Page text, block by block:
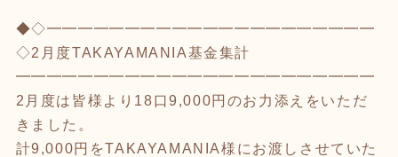
◆◇━━━━━━━━━━━━━━━━━━━━━
◇2月度TAKAYAMANIA基金集計
━━━━━━━━━━━━━━━━━━━━━━━
2月度は皆様より18口9,000円のお力添えをいただ
きました。
計9,000円をTAKAYAMANIA様にお渡しさせていた